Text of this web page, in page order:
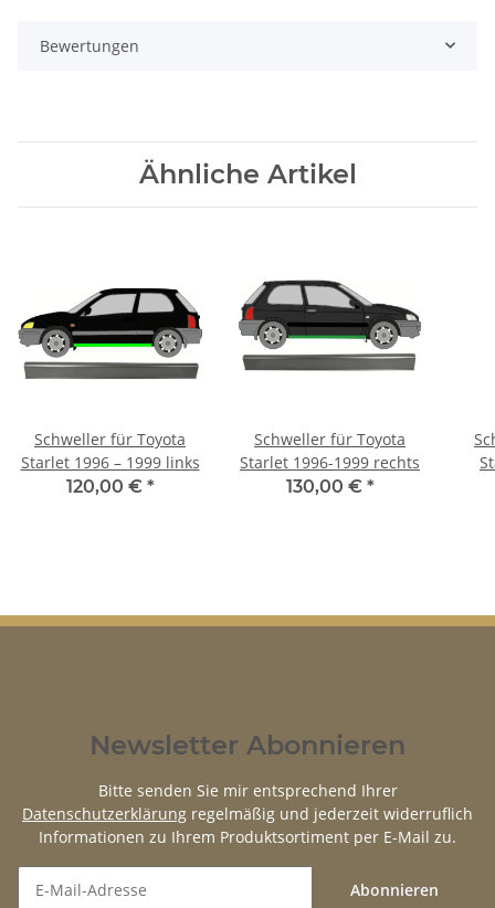
Bewertungen
Ähnliche Artikel
Schweller für Toyota
Starlet 1996 – 1999 links
120,00 € *
Schweller für Toyota
Starlet 1996-1999 rechts
130,00 € *
Newsletter Abonnieren
Bitte senden Sie mir entsprechend Ihrer
Datenschutzerklärung regelmäßig und jederzeit widerruflich
Informationen zu Ihrem Produktsortiment per E-Mail zu.
Abonnieren